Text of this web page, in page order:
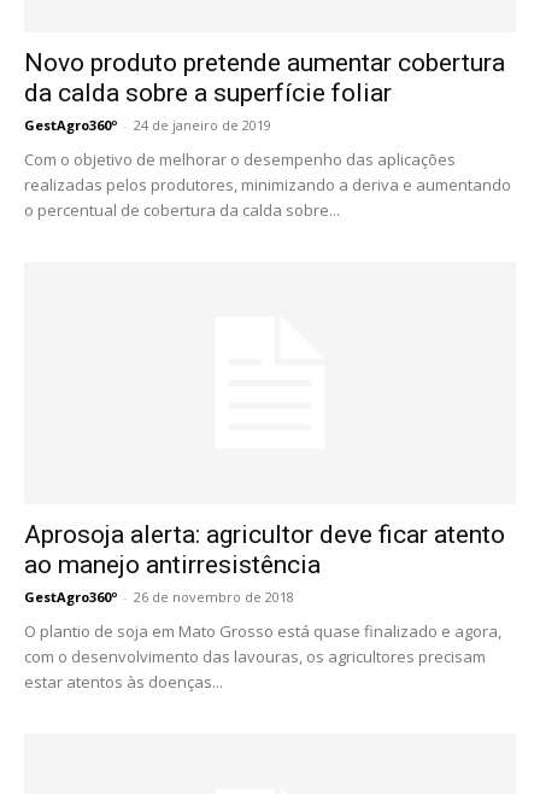
Novo produto pretende aumentar cobertura
da calda sobre a superfície foliar
GestAgro360º - 24 de janeiro de 2019
Com o objetivo de melhorar o desempenho das aplicações
realizadas pelos produtores, minimizando a deriva e aumentando
o percentual de cobertura da calda sobre...
Aprosoja alerta: agricultor deve ficar atento
ao manejo antirresistência
GestAgro360º - 26 de novembro de 2018
O plantio de soja em Mato Grosso está quase finalizado e agora,
com o desenvolvimento das lavouras, os agricultores precisam
estar atentos às doenças...